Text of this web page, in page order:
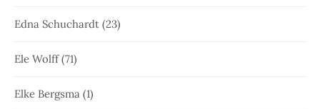
Edna Schuchardt (23)
Ele Wolff(71)
Elke Bergsma (1)